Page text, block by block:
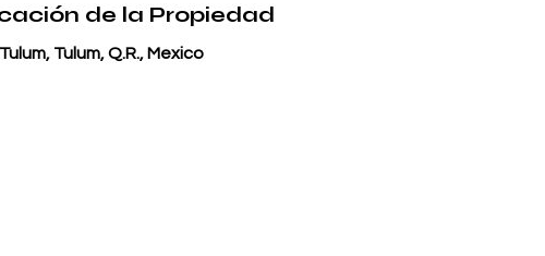
de la Propiedad
Tulum, Q.R., Mexico